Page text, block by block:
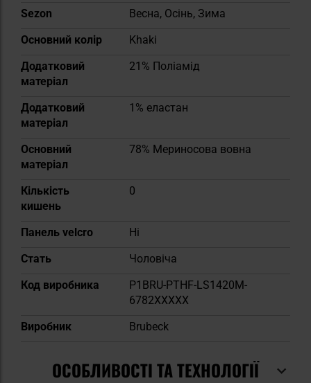
Sezon
Весна, Осінь, Зима
Основний колір
Khaki
Додатковий
матеріал
21% Поліамід
Додатковий
матеріал
1% еластан
Основний
матеріал
78% Мериносова вовна
Кількість
кишень
0
Панель velcro
Ні
Cтать
Чоловіча
Код виробника
P1BRU-PTHF-LS1420M-
6782XXXXX
Виробник
Brubeck
ОСОБЛИВОСТІ ТА ТЕХНОЛОГІЇ